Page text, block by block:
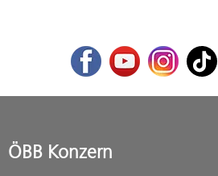
FacebookYoutubeInstagram
TikTok
ÖBB Konzern